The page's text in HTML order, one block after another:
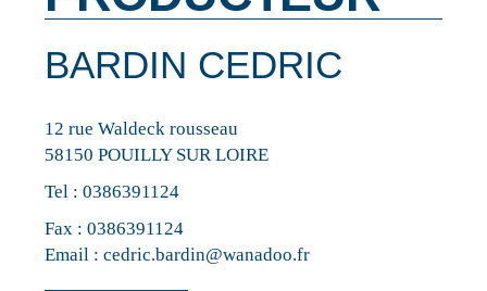
BARDIN CEDRIC
12 rue Waldeck rousseau
58150 POUILLY SUR LOIRE
Tel :0386391124
Fax : 0386391124
Email :cedric.bardin@wanadoo.fr